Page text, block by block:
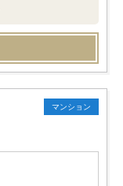
マンション